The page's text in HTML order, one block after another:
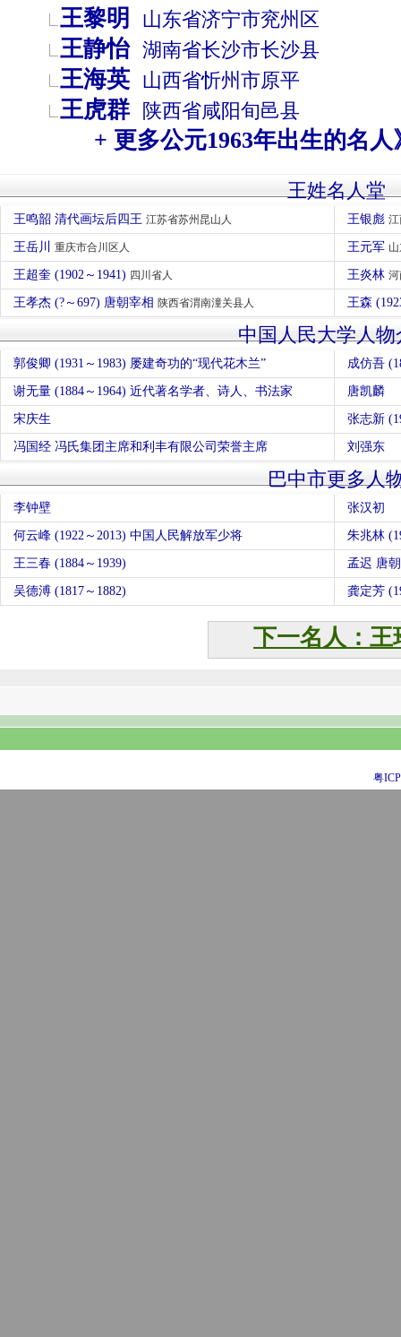
王黎明 山东省济宁市兖州区
王静怡 湖南省长沙市长沙县
王海英 山西省忻州市原平
王虎群 陕西省咸阳旬邑县
+ 更多公元1963年出生的名人
王姓名人堂
王鸣韶 清代画坛后四王 江苏省苏州昆山人 王银彪
王岳川 重庆市合川区人 王元军
王超奎 (1902～1941) 四川省人 王炎林
王孝杰 (?～697) 唐朝宰相 陕西省渭南潼关县人 王森
中国人民大学人物
郭俊卿 (1931～1983) 屡建奇功的“现代花木兰” 成仿吾
谢无量 (1884～1964) 近代著名学者、诗人、书法家 唐凯麟
宋庆生 张志新
冯国经 冯氏集团主席和利丰有限公司荣誉主席 刘强东
巴中市更多人
李钟壁 张汉初
何云峰 (1922～2013) 中国人民解放军少将 朱兆林
王三春 (1884～1939) 孟迟 唐
吴德溥 (1817～1882) 龚定芳
下一名人：王
粤